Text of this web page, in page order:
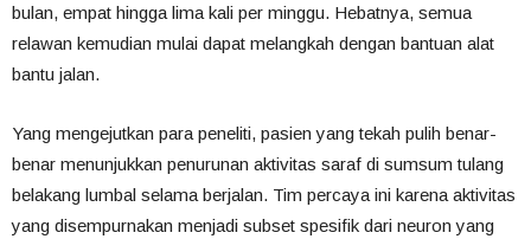
bulan, empat hingga lima kali per minggu. Hebatnya, semua
relawan kemudian mulai dapat melangkah dengan bantuan alat
bantu jalan.
Yang mengejutkan para peneliti, pasien yang tekah pulih benar-
benar menunjukkan penurunan aktivitas saraf di sumsum tulang
belakang lumbal selama berjalan. Tim percaya ini karena aktivitas
yang disempurnakan menjadi subset spesifik dari neuron yang